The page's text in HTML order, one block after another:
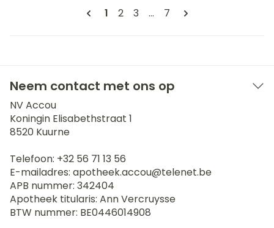
Pagina's
U lees momenteel pagina
1 Pagina
2 Pagina
3 ... Pagina
7
Neem contact met ons op
NV Accou
Koningin Elisabethstraat 1
8520 Kuurne
Telefoon: +32 56 71 13 56
E-mailadres: apotheek.accou@telenet.be
APB nummer: 342404
Apotheek titularis: Ann Vercruysse
BTW nummer: BE0446014908